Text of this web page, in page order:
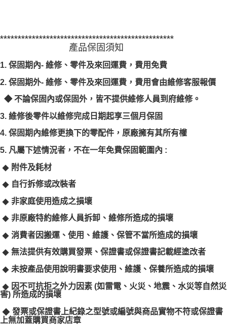
*************************************************
產品保固須知
1. 保固期內- 維修、零件及來回運費，費用免費
2. 保固期外- 維修、零件及來回運費，費用會由維修客服報價
◆不論保固內或保固外，皆不提供維修人員到府維修。
3. 維修後零件以維修完成日期起享三個月保固
4. 保固期內維修更換下的零配件，原廠擁有其所有權
5. 凡屬下述情況者，不在一年免費保固範圍內 :
◆ 附件及耗材
◆ 自行拆修或改裝者
◆ 非家庭使用造成之損壞
◆ 非原廠特約維修人員拆卸、維修所造成的損壞
◆ 消費者因搬運、使用、維護、保管不當所造成的損壞
◆ 無法提供有效購買發票、保證書或保證書記載經塗改者
◆ 未按產品使用說明書要求使用、維護、保養所造成的損壞
◆ 因不可抗拒之外力因素 (如雷電、火災、地震、水災等自然災
害) 所造成的損壞
◆ 發票或保證書上紀錄之型號或編號與商品實物不符或保證書
上無加蓋購買商家店章